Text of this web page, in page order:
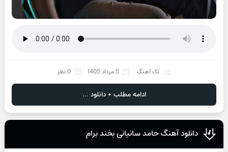
تک آهنگ 5 مرداد 1405 0 نظر
ادامه مطلب + دانلود ...
دانلود آهنگ حامد سانیانی بخند برام